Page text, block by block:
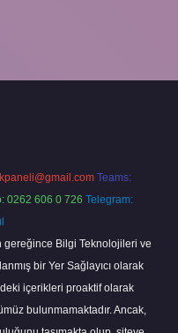
Teams:
0262 606 0 726 Telegram:
gereğince Bilgi Teknolojileri ve
bir Yer Sağlayıcı olarak
içerikleri proaktif olarak
bulunmamaktadır. Ancak,